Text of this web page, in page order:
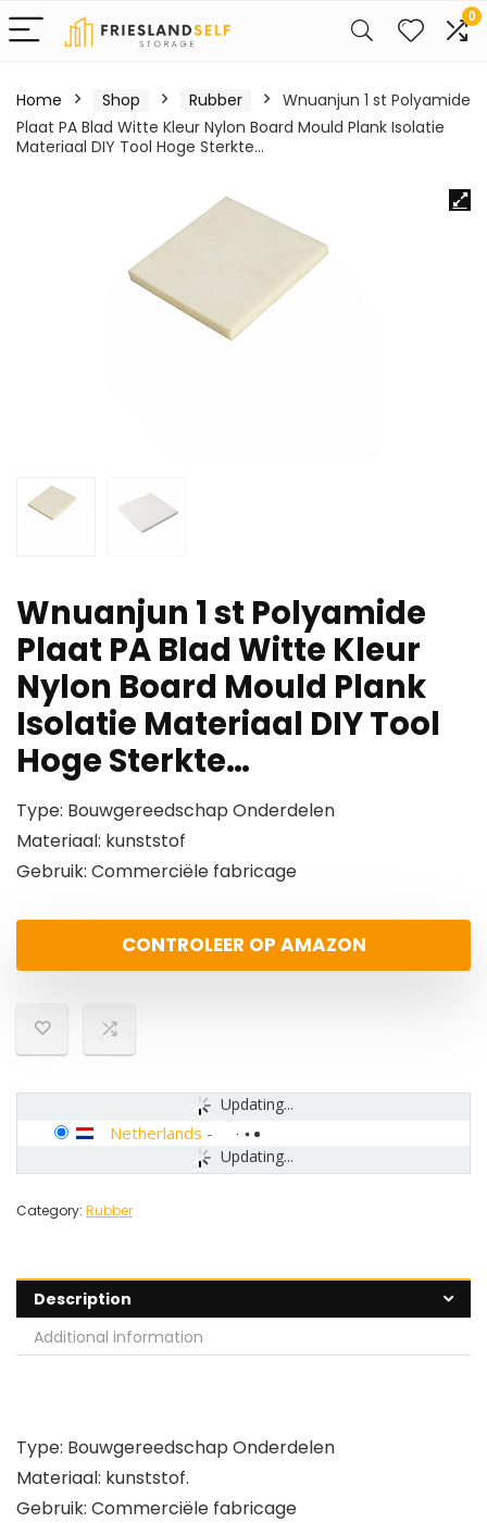
0
Home Shop Rubber
Wnuanjun 1 st Polyamide
Plaat PA Blad Witte Kleur Nylon Board Mould Plank Isolatie
Materiaal DIY Tool Hoge Sterkte…
Wnuanjun 1 st Polyamide
Plaat PA Blad Witte Kleur
Nylon Board Mould Plank
Isolatie Materiaal DIY Tool
Hoge Sterkte…
Type: Bouwgereedschap Onderdelen
Materiaal: kunststof
Gebruik: Commerciële fabricage
CONTROLEER OP AMAZON
Updating...
Updating...
Netherlands -
Category: Rubber
Description
Additional information
Type: Bouwgereedschap Onderdelen
Materiaal: kunststof.
Gebruik: Commerciële fabricage